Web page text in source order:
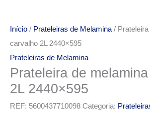
Início / Prateleiras de Melamina /
carvalho 2L 2440×595
Prateleiras de Melamina
Prateleira de
2L 2440×595
REF: 5600437710098 Categoria: